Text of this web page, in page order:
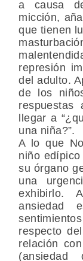
a causa
micción,
que tienen
represión
del adulto.
de los
respuestas
llegar a
una niña?”.
A lo que
niño
su órgano
una
exhibirlo.
ansiedad
respecto
relación
(ansiedad